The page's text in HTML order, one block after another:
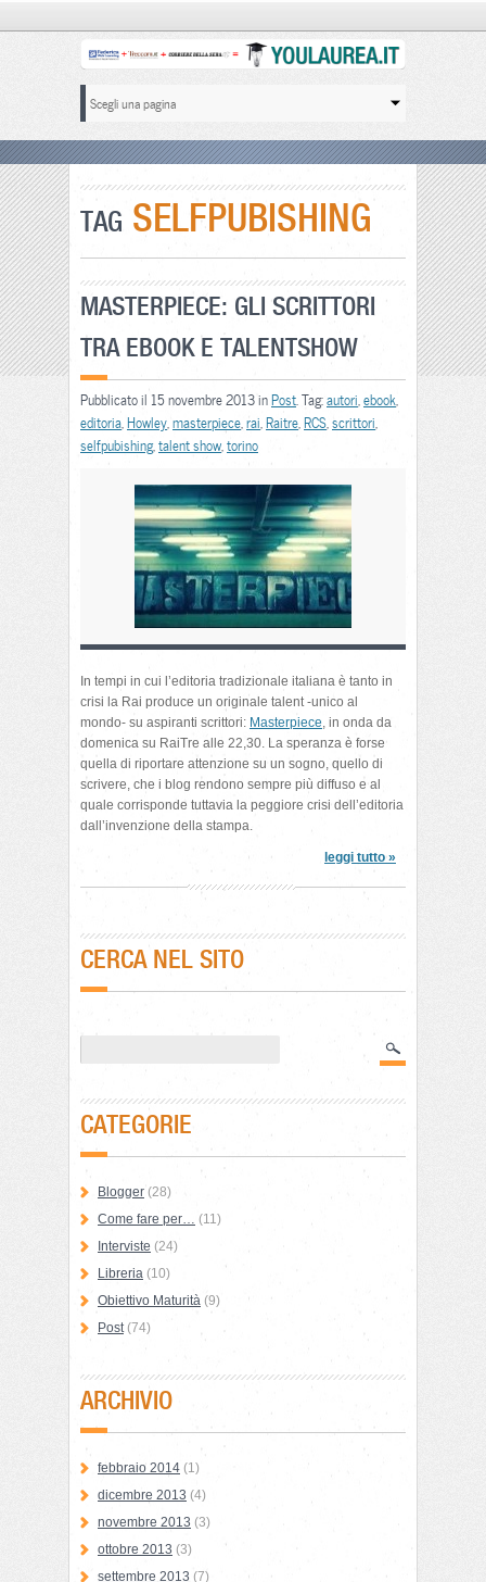
TAG SELFPUBISHING
MASTERPIECE: GLI SCRITTORI
TRA EBOOK E TALENTSHOW
Pubblicato il 15 novembre 2013 inPost . Tag:autori ebook
editoria Howley masterpiece rai Raitre RCS scrittori
selfpubishing, talent show torino
In tempi in cui l’editoria tradizionale italiana è tanto in
crisi la Rai produce un originale talent -unico al
mondo- su aspiranti scrittori: Masterpiece, in onda da
domenica su RaiTre alle 22,30. La speranza è forse
quella di riportare attenzione su un sogno, quello di
scrivere, che i blog rendono sempre più diffuso e al
quale corrisponde tuttavia la peggiore crisi dell’editoria
dall’invenzione della stampa.
leggi tutto »
CERCA NEL SITO
CATEGORIE
Blogger (28)
Come fare per… (11)
Interviste (24)
Libreria (10)
Obiettivo Maturità (9)
Post(74)
ARCHIVIO
febbraio 2014 (1)
dicembre 2013 (4)
novembre 2013 (3)
ottobre 2013 (3)
settembre 2013 (7)